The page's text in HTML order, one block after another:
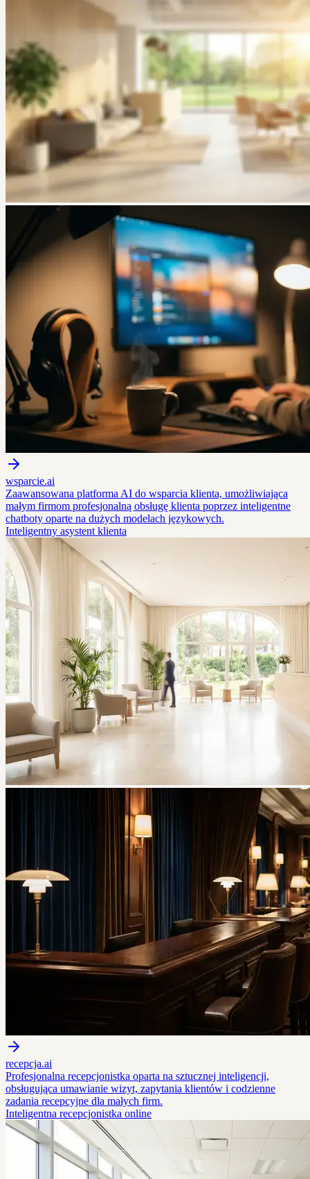
wsparcie.ai
Zaawansowana platforma AI do wsparcia klienta, umożliwiająca
małym firmom profesjonalną obsługę klienta poprzez inteligentne
chatboty oparte na dużych modelach językowych.
Inteligentny asystent klienta
recepcja.ai
Profesjonalna recepcjonistka oparta na sztucznej inteligencji,
obsługująca umawianie wizyt, zapytania klientów i codzienne
zadania recepcyjne dla małych firm.
Inteligentna recepcjonistka online